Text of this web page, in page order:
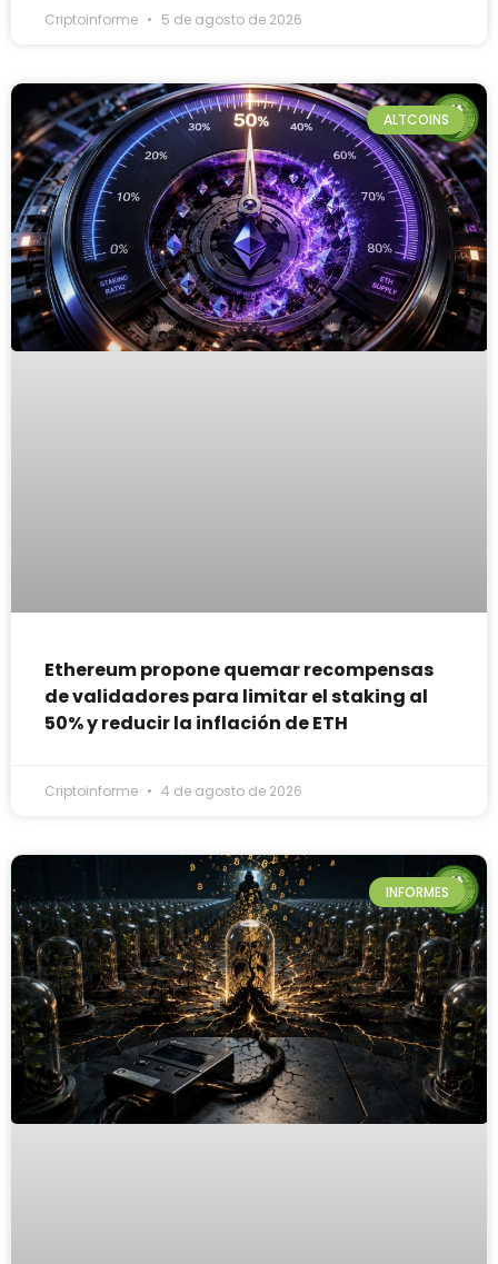
Criptoinforme 5 de agosto de 2026
ALTCOINS
Ethereum propone quemar recompensas
de validadores para limitar el staking al
50% y reducir la inflación de ETH
Criptoinforme 4 de agosto de 2026
INFORMES